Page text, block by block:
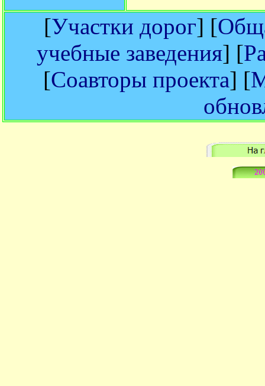
[Участки дорог] [
учебные заведения] [
[Соавторы проекта] [